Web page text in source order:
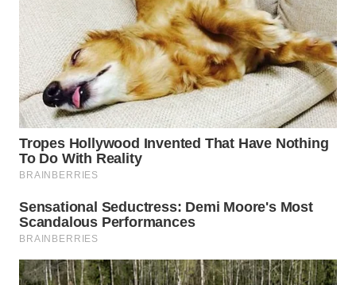
WN
SAMOSIR
WN
PADANG
LAWAS
WN
SUMEDANG
WN
CIANJUR
WN